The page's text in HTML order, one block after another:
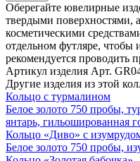
Оберегайте ювелирные
твердыми
косметическими
отдельном футляре, чтобы
рекомендуется проводить
Артикул изделия Арт.
Другие изделия из этой
Кольцо с турмалином
Белое золото 750 пробы,
янтарь, гильошированная
Кольцо «Диво» с
Белое золото 750 пробы,